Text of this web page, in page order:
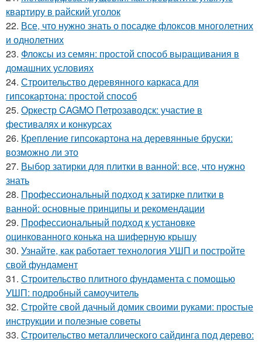
квартиру в райский уголок
22. Все, что нужно знать о посадке флоксов многолетних
и однолетних
23. Флоксы из семян: простой способ выращивания в
домашних условиях
24. Строительство деревянного каркаса для
гипсокартона: простой способ
25. Оркестр CAGMO Петрозаводск: участие в
фестивалях и конкурсах
26. Крепление гипсокартона на деревянные бруски:
возможно ли это
27. Выбор затирки для плитки в ванной: все, что нужно
знать
28. Профессиональный подход к затирке плитки в
ванной: основные принципы и рекомендации
29. Профессиональный подход к установке
оцинкованного конька на шиферную крышу
30. Узнайте, как работает технология УШП и постройте
свой фундамент
31. Строительство плитного фундамента с помощью
УШП: подробный самоучитель
32. Стройте свой дачный домик своими руками: простые
инструкции и полезные советы
33. Строительство металлического сайдинга под дерево: